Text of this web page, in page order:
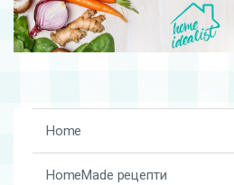
Skip to content
Home
HomeMade рецепти